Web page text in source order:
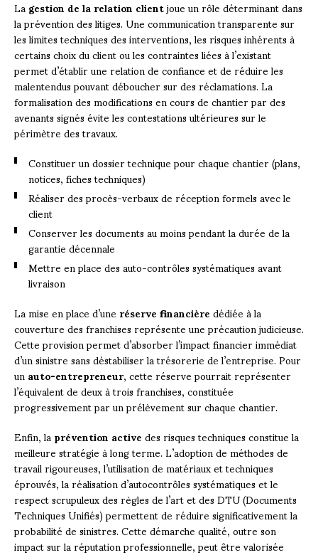
Lagestion de la relation clientjoue un rôle déterminant dans
la prévention des litiges. Une communication transparente sur
les limites techniques des interventions, les risques inhérents à
certains choix du client ou les contraintes liées à l’existant
permet d’établir une relation de confiance et de réduire les
malentendus pouvant déboucher sur des réclamations. La
formalisation des modifications en cours de chantier par des
avenants signés évite les contestations ultérieures sur le
périmètre des travaux.
Constituer un dossier technique pour chaque chantier (plans,
notices, fiches techniques)
Réaliser des procès-verbaux de réception formels avec le
client
Conserver les documents au moins pendant la durée de la
garantie décennale
Mettre en place des auto-contrôles systématiques avant
livraison
La mise en place d’uneréserve financièredédiée à la
couverture des franchises représente une précaution judicieuse.
Cette provision permet d’absorber l’impact financier immédiat
d’un sinistre sans déstabiliser la trésorerie de l’entreprise. Pour
unauto-entrepreneur, cette réserve pourrait représenter
l’équivalent de deux à trois franchises, constituée
progressivement par un prélèvement sur chaque chantier.
Enfin, laprévention activedes risques techniques constitue la
meilleure stratégie à long terme. L’adoption de méthodes de
travail rigoureuses, l’utilisation de matériaux et techniques
éprouvés, la réalisation d’autocontrôles systématiques et le
respect scrupuleux des règles de l’art et des DTU (Documents
Techniques Unifiés) permettent de réduire significativement la
probabilité de sinistres. Cette démarche qualité, outre son
impact sur la réputation professionnelle, peut être valorisée